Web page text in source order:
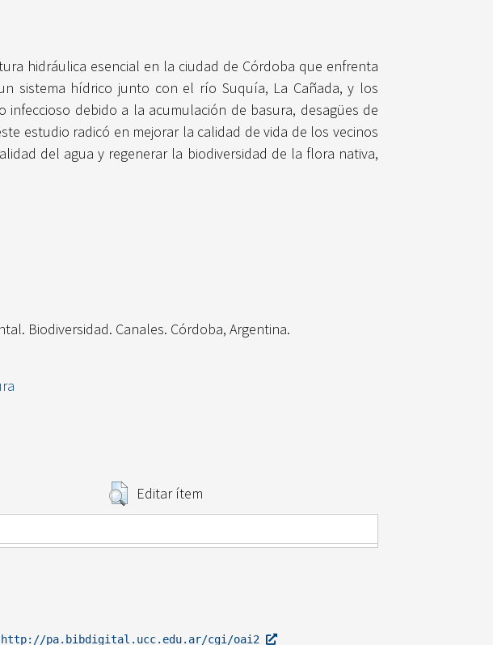
hidráulica esencial en la ciudad de Córdoba que enfrenta
sistema hídrico junto con el río Suquía, La Cañada, y los
debido a la acumulación de basura, desagües de
estudio radicó en mejorar la calidad de vida de los vecinos
del agua y regenerar la biodiversidad de la flora nativa,
Biodiversidad. Canales. Córdoba, Argentina.
Editar ítem
http://pa.bibdigital.ucc.edu.ar/cgi/oai2